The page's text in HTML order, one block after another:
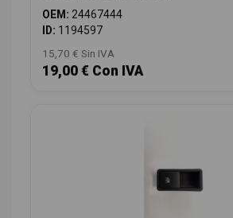
OEM: 24467444
ID: 1194597
15,70 € Sin IVA
19,00 € Con IVA